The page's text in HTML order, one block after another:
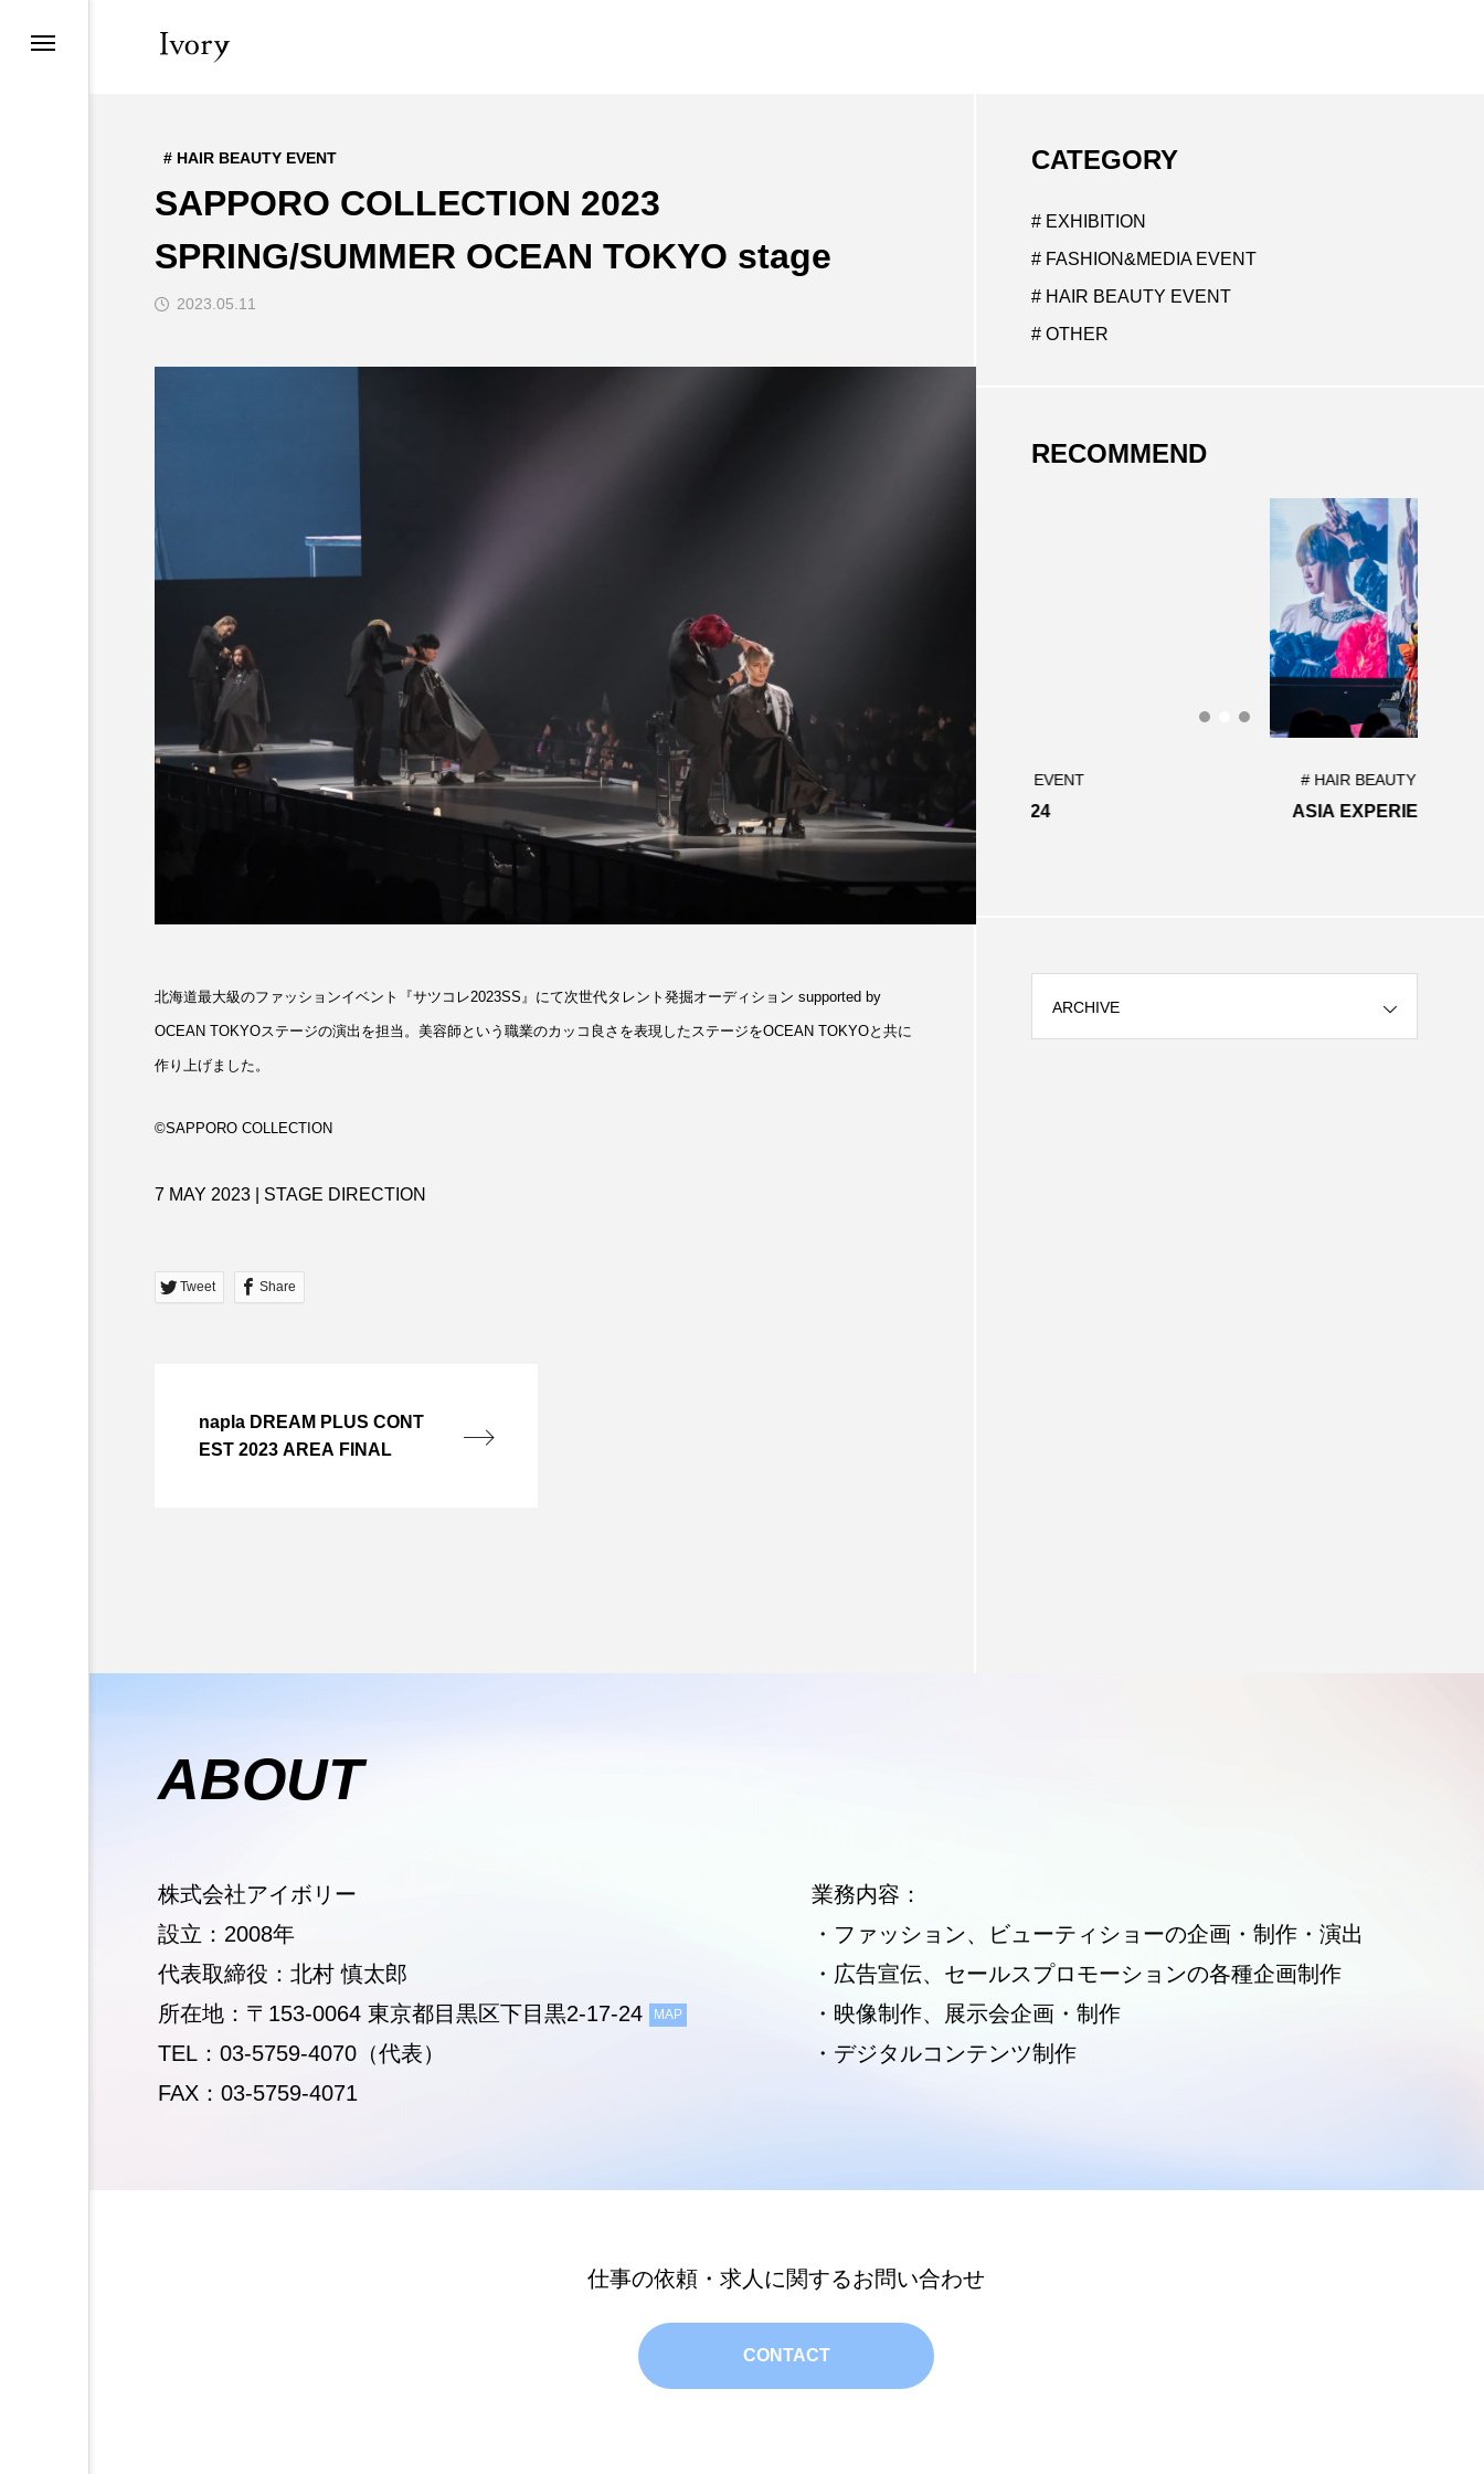
NEW POST
# HAIR BEAUTY
TOIRONIGHT
2026.07.22
# HAIR BEAUTY EVENT
SAPPORO COLLECTION 2023
SPRING/SUMMER OCEAN TOKYO stage
2023.05.11
北海道最大級のファッションイベント『サツコレ2023SS』にて次世代タレント発掘オーディション supported by
OCEAN TOKYOステージの演出を担当。美容師という職業のカッコ良さを表現したステージをOCEAN TOKYOと共に
作り上げました。
©SAPPORO COLLECTION
7 MAY 2023 | STAGE DIRECTION
Tweet Share
napla DREAM PLUS CONT
EST 2023 AREA FINAL
CATEGORY
# EXHIBITION
# FASHION&MEDIA EVENT
# HAIR BEAUTY EVENT
# OTHER
RECOMMEND
# HAIR BEAUTY EVENT
HAIR COLOR LIVE CONTEST 2026
# HAIR BEAUTY EVENT
D-CONTEST2024
# HAIR BEAUTY EVENT
ARCHIVE
ABOUT
株式会社アイボリー
設立：2008年
代表取締役：北村 慎太郎
所在地：〒153-0064 東京都目黒区下目黒2-17-24
MAP
TEL：03-5759-4070（代表）
FAX：03-5759-4071
業務内容：
・ファッション、ビューティショーの企画・制作・演出
・広告宣伝、セールスプロモーションの各種企画制作
・映像制作、展示会企画・制作
・デジタルコンテンツ制作
仕事の依頼・求人に関するお問い合わせ
CONTACT